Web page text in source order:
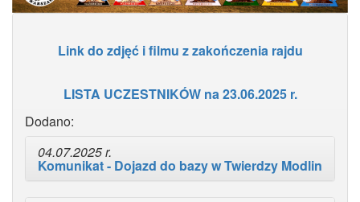
Link do zdjęć i filmu z zakończenia rajdu
LISTA UCZESTNIKÓW na 23.06.2025 r.
Dodano:
04.07.2025 r.
Komunikat - Dojazd do bazy w Twierdzy Modlin